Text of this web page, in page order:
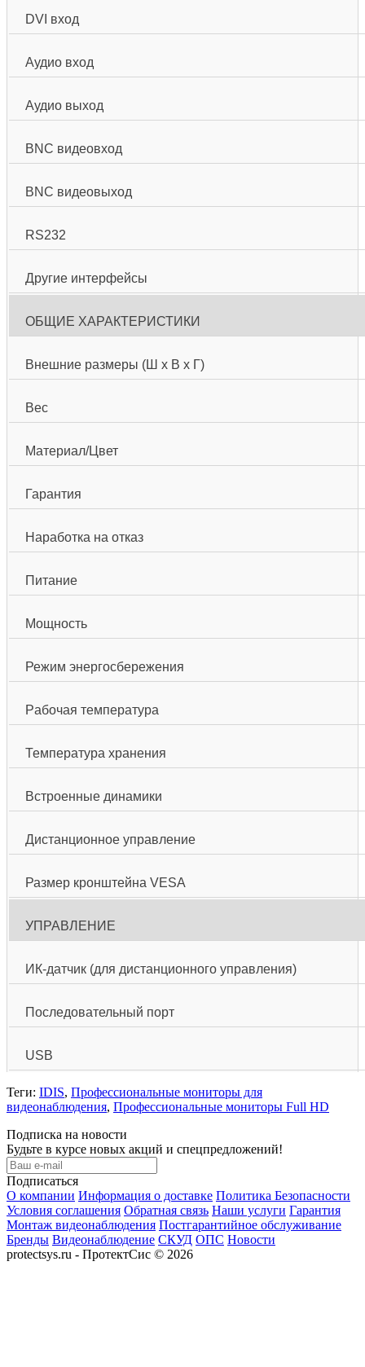
DVI вход
Аудио вход
Аудио выход
BNC видеовход
BNC видеовыход
RS232
Другие интерфейсы
ОБЩИЕ ХАРАКТЕРИСТИКИ
Внешние размеры (Ш х В х Г)
Вес
Материал/Цвет
Гарантия
Наработка на отказ
Питание
Мощность
Режим энергосбережения
Рабочая температура
Температура хранения
Встроенные динамики
Дистанционное управление
Размер кронштейна VESA
УПРАВЛЕНИЕ
ИК-датчик (для дистанционного управления)
Последовательный порт
USB
Теги: IDIS, Профессиональные мониторы для
видеонаблюдения, Профессиональные мониторы Full HD
Подписка на новости
Будьте в курсе новых акций и спецпредложений!
Подписаться
О компании Информация о доставке Политика Безопасности
Условия соглашения Обратная связь Наши услуги Гарантия
Монтаж видеонаблюдения Постгарантийное обслуживание
Бренды Видеонаблюдение СКУД ОПС Новости
protectsys.ru - ПротектСис © 2026